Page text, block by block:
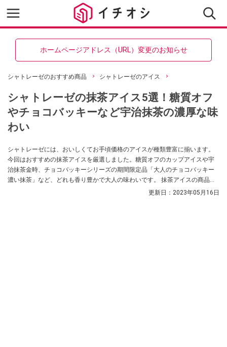
ホームページアドレス（URL）変更のお知らせ
シャトレーゼのおすすめ商品 シャトレーゼのアイス
シャトレーゼの抹茶アイス5選！糖質オフ
やチョコバッキーなど宇治抹茶の濃厚な味
わい
シャトレーゼには、おいしくてお手頃価格のアイスが種類豊富に揃います。
今回はおすすめの抹茶アイスを厳選しました。糖質オフのカップアイスや宇
治抹茶金時、チョコバッキーシリーズの期間限定品「大人のチョコバッキー
濃い抹茶」など、どれも香り豊かで大人の味わいです。 抹茶アイスの商品一
更新日： 2023年05月16日